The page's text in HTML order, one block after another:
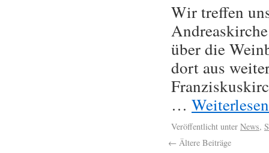
Wir treffen
über die
dort aus
…
Veröffentlicht unter News,
← Ältere Beiträge